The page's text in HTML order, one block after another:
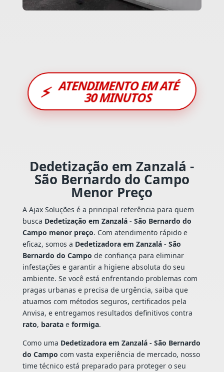
⚡ ATENDIMENTO EM ATÉ
30 MINUTOS
Dedetização em Zanzalá -
São Bernardo do Campo
Menor Preço
A Ajax Soluções é a principal referência para quem
busca Dedetização em Zanzalá - São Bernardo do
Campo menor preço. Com atendimento rápido e
eficaz, somos a Dedetizadora em Zanzalá - São
Bernardo do Campo de confiança para eliminar
infestações e garantir a higiene absoluta do seu
ambiente. Se você está enfrentando problemas com
pragas urbanas e precisa de urgência, saiba que
atuamos com métodos seguros, certificados pela
Anvisa, e entregamos resultados definitivos contra
rato, baratae formiga.
Como uma Dedetizadora em Zanzalá - São Bernardo
do Campo com vasta experiência de mercado, nosso
time técnico está preparado para proteger o seu